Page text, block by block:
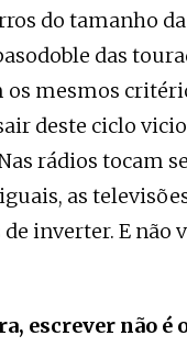
do tamanho
das
mesmos
deste ciclo
rádios tocam
as
inverter. E não
escrever não é